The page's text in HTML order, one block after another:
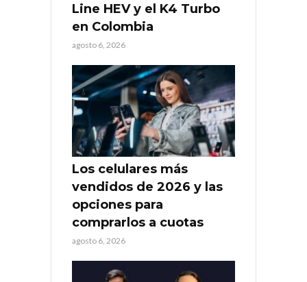
Line HEV y el K4 Turbo
en Colombia
agosto 6, 2026
Los celulares más
vendidos de 2026 y las
opciones para
comprarlos a cuotas
agosto 6, 2026